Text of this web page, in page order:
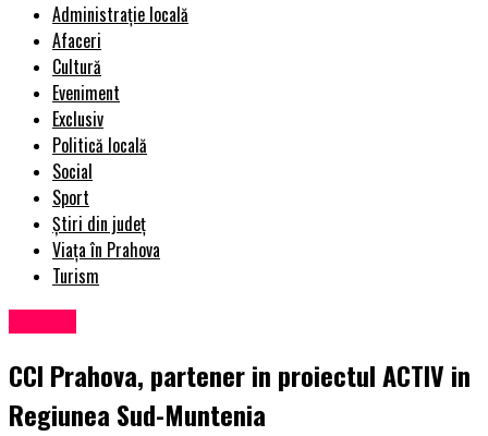
Administrație locală
Afaceri
Cultură
Eveniment
Exclusiv
Politică locală
Social
Sport
Știri din județ
Viața în Prahova
Turism
CCI Prahova, partener in proiectul ACTIV in
Regiunea Sud-Muntenia